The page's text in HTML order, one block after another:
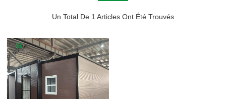
Un Total De 1 Articles Ont Été Trouvés